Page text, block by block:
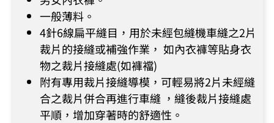
一般薄料。
4針6線扁平縫目，用於未經包縫機車縫之2片
裁片的接縫或補強作業， 如內衣褲等貼身衣
物之裁片接縫處(如褲襠)
附有專用裁片接縫導模，可輕易將2片未經縫
合之裁片併合再進行車縫 ，縫後裁片接縫處
平順，增加穿著時的舒適性。